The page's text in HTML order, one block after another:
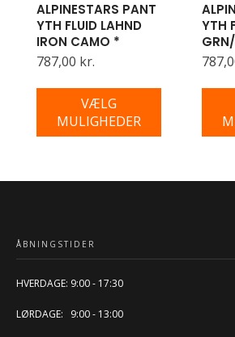
ALPINESTARS PANT
YTH FLUID LAHND
IRON CAMO *
787,00 kr.
VÆLG
MULIGHEDER
YTH
ÅBNINGSTIDER
HVERDAGE: 9:00 - 17:30
LØRDAGE: 9:00 - 13:00